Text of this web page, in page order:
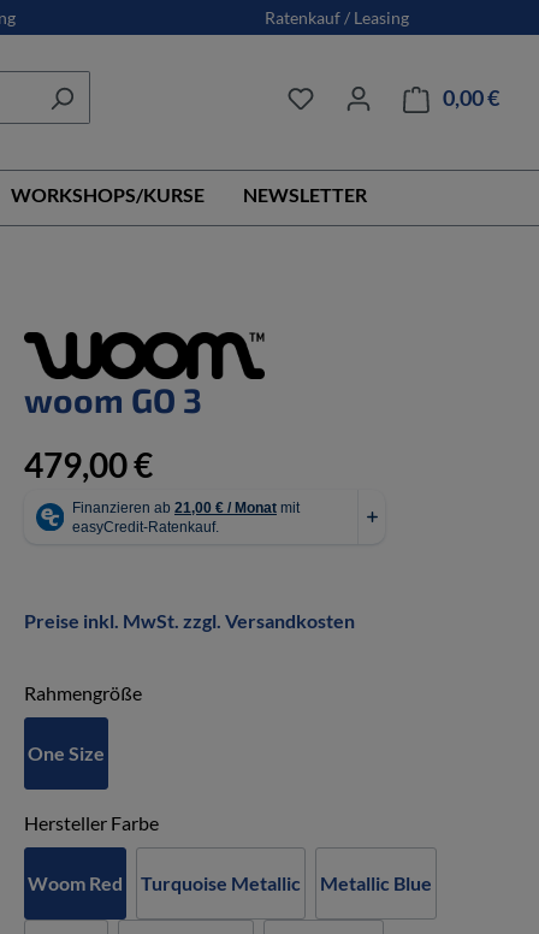
Ratenkauf / Leasing
0,00 €
WORKSHOPS/KURSE NEWSLETTER
woom GO 3
479,00 €
Preise inkl. MwSt. zzgl. Versandkosten
Rahmengrößeauswählen
One Size
Hersteller Farbeauswählen
Woom Red Turquoise Metallic Metallic Blue